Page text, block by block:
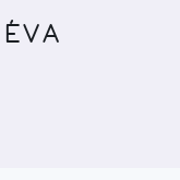
ÉVA